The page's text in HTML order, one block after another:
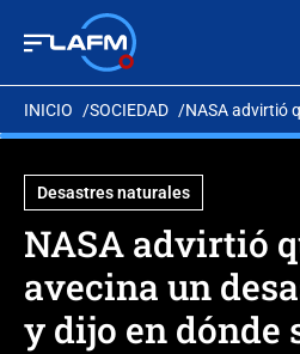
INICIO SOCIEDAD NASA advirtió
Desastres naturales
NASA advirtió
avecina un
y dijo en dónde